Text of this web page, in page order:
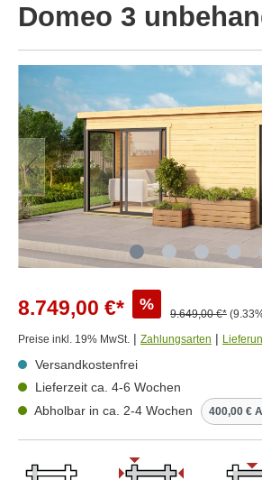
Domeo 3
8.749,00 €* %
9.649,00 €*
Preise inkl. 19% MwSt. | Zahlungsarten |
Versandkostenfrei
Lieferzeit ca. 4-6 Wochen
Abholbar in ca. 2-4 Wochen
400,00 €